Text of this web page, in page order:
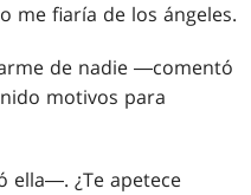
me fiaría de los ángeles.
de nadie ―comentó
motivos para
¿Te apetece